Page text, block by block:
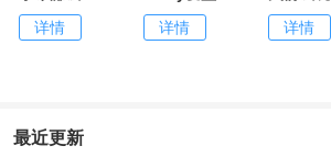
详情
详情
详情
最近更新